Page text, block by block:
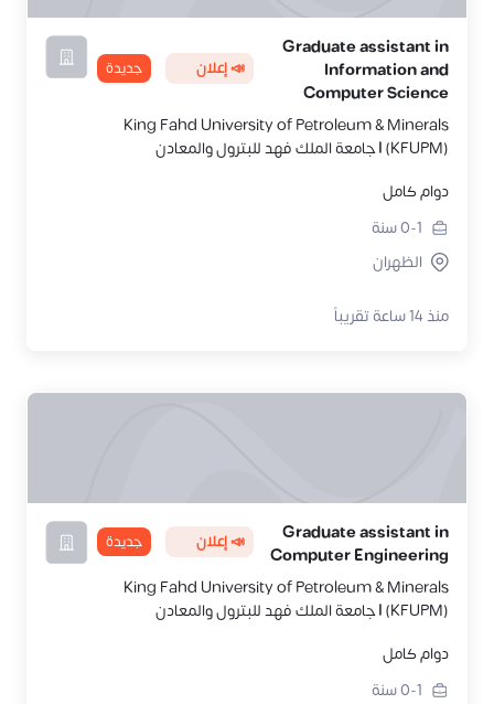
Graduate assistant in
Information and
Computer Science
📣 إعلان جديدة
King Fahd University of Petroleum & Minerals
(KFUPM) | جامعة الملك فهد للبترول والمعادن
دوام كامل
0-1سنة
الظهران
منذ 14 ساعة تقريباً
Graduate assistant in
Computer Engineering
📣 إعلان جديدة
King Fahd University of Petroleum & Minerals
(KFUPM) | جامعة الملك فهد للبترول والمعادن
دوام كامل
0-1سنة